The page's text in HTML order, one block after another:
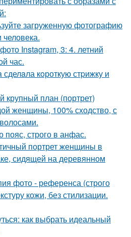
загруженную фотографию
человека.
Instagram, 3: 4. летний
час.
кoроткую стpижку и
крупный план (портрет)
женщины, 100% сходство, с
строго в анфас.
портрет женщины в
сидящей на деревянном
фото - референса (строго
кожи, без стилизации.
как выбрать идеальный